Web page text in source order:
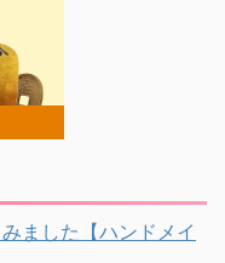
ました【ハンドメイ